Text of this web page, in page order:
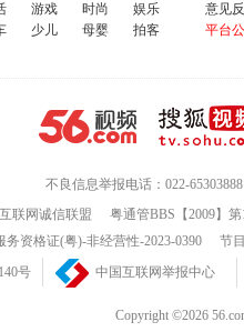
游戏 时尚
娱乐
少儿 母婴 拍客
意见
平台
不良信息举报电话：022-65303888
联网诚信联盟
粤通管BBS【2009】
资格证(粤)-非经营性-2023-0390
节
号
中国互联网举报中心
Copyright ©2026